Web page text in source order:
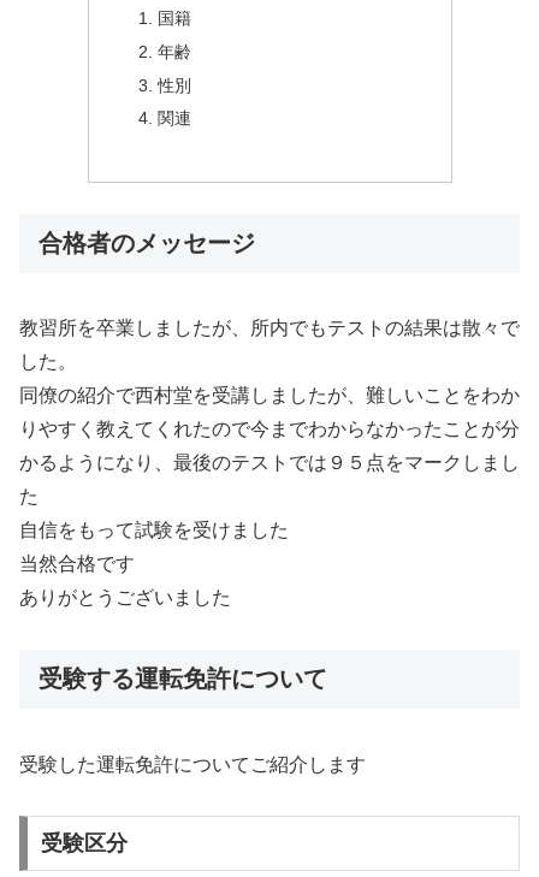
国籍
年齢
性別
関連
合格者のメッセージ
教習所を卒業しましたが、所内でもテストの結果は散々で
した。
同僚の紹介で西村堂を受講しましたが、難しいことをわか
りやすく教えてくれたので今までわからなかったことが分
かるようになり、最後のテストでは９５点をマークしまし
た
自信をもって試験を受けました
当然合格です
ありがとうございました
受験する運転免許について
受験した運転免許についてご紹介します
受験区分